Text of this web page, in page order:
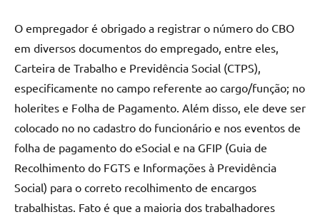
O empregador é obrigado a registrar o número do CBO
em diversos documentos do empregado, entre eles,
Carteira de Trabalho e Previdência Social (CTPS),
especificamente no campo referente ao cargo/função; no
holerites e Folha de Pagamento. Além disso, ele deve ser
colocado no no cadastro do funcionário e nos eventos de
folha de pagamento do eSocial e na GFIP (Guia de
Recolhimento do FGTS e Informações à Previdência
Social) para o correto recolhimento de encargos
trabalhistas. Fato é que a maioria dos trabalhadores